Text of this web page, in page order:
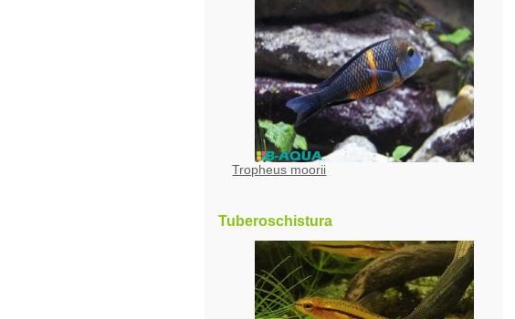
Tropheus moorii
Tuberoschistura